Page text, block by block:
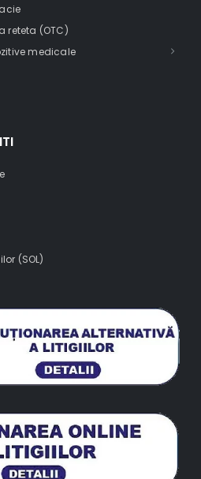
reteta (OTC)
medicale
(SOL)